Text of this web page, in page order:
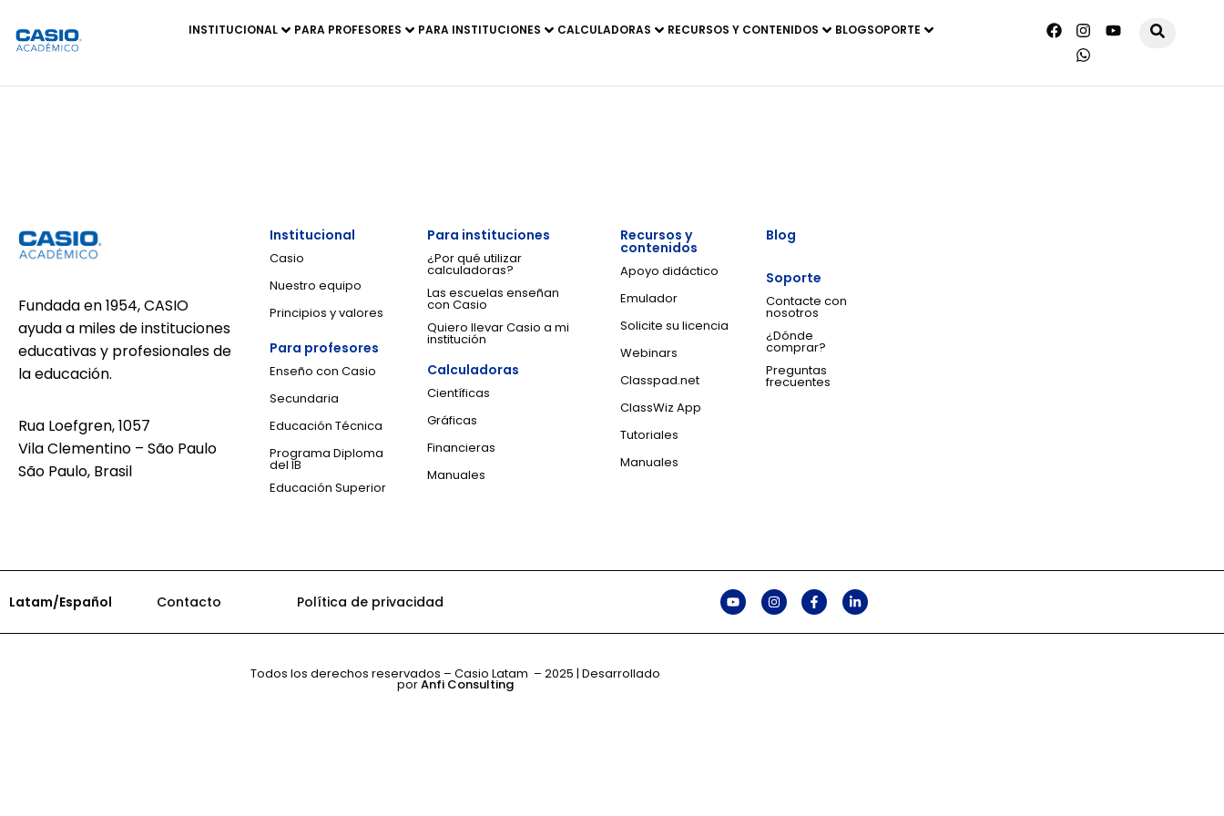
INSTITUCIONAL PARA PROFESORES PARA INSTITUCIONES CALCULADORAS RECURSOS Y CONTENIDOS BLOGSOPORTE
Fundada en 1954, CASIO
ayuda a miles de instituciones
educativas y profesionales de
la educación.
Rua Loefgren, 1057
Vila Clementino – São Paulo
São Paulo, Brasil
Institucional
Casio
Nuestro equipo
Principios y valores
Para profesores
Enseño con Casio
Secundaria
Educación Técnica
Programa Diploma
del IB
Educación Superior
Para instituciones
¿Por qué utilizar
calculadoras?
Las escuelas enseñan
con Casio
Quiero llevar Casio a mi
institución
Calculadoras
Científicas
Gráficas
Financieras
Manuales
Recursos y
contenidos
Apoyo didáctico
Emulador
Solicite su licencia
Webinars
Classpad.net
ClassWiz App
Tutoriales
Manuales
Blog
Soporte
Contacte con
nosotros
¿Dónde
comprar?
Preguntas
frecuentes
Latam/Español Contacto Política de privacidad
Todos los derechos reservados – Casio Latam – 2025 | Desarrollado
porAnfi Consulting